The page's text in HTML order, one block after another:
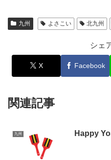
九州 よさこい 北九州
シェ
X Facebook
関連記事
九州 Happy